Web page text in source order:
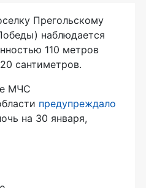
Прегольскому
наблюдается
110 метров
сантиметров.
МЧС
предупреждало
на 30 января,